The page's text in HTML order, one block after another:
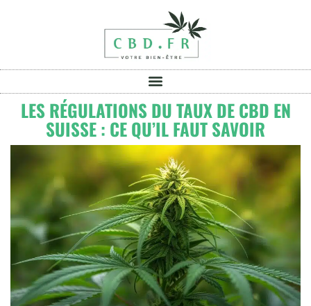
LES RÉGULATIONS DU TAUX DE CBD EN
SUISSE : CE QU’IL FAUT SAVOIR